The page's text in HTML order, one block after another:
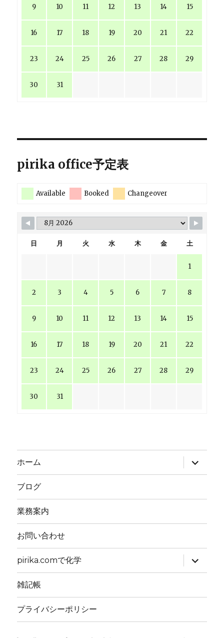
9 10 11 12 13 14 15
16 17 18 19 20 21 22
23 24 25 26 27 28 29
30 31
pirika office予定表
Available Booked Changeover
日 月 火 水 木 金 土
1
2 3 4 5 6 7 8
9 10 11 12 13 14 15
16 17 18 19 20 21 22
23 24 25 26 27 28 29
30 31
ホーム
サ
ブ
メ
ー
開
ブログ
業務案内
お問い合わせ
pirika.comで化学
サ
ブ
メ
ー
開
雑記帳
プライバシーポリシー